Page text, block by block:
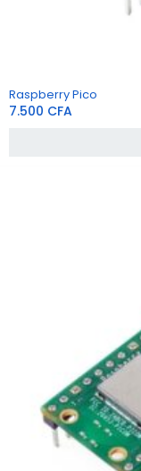
Raspberry Pico
7.500 CFA